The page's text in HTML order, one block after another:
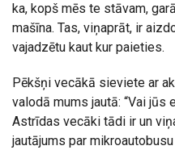
ka, kopš mēs te stāvam,
mašīna. Tas, viņaprāt, ir
vajadzētu kaut kur paieties.
Pēkšņi vecākā sieviete ar
valodā mums jautā: “Vai jūs
Astrīdas vecāki tādi ir un
jautājums par